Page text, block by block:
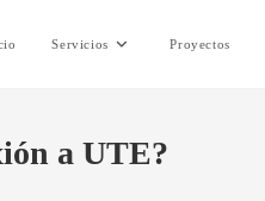
Servicios Proyectos
a UTE?